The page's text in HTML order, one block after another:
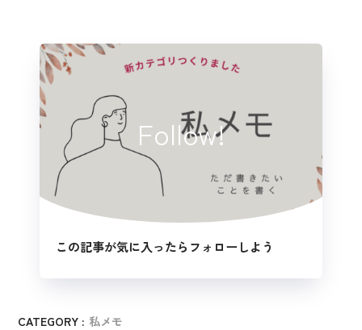
Follow!
この記事が気に入ったらフォローしよう
CATEGORY : 私メモ